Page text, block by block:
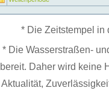
* Die Zeitstempel in
* Die Wasserstraßen-
bereit. Daher wird keine
Aktualität,